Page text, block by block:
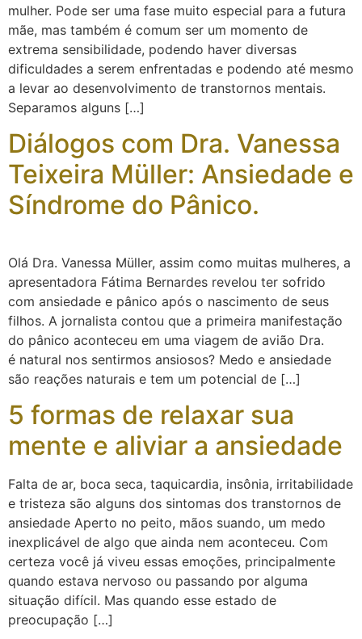
mulher. Pode ser uma fase muito especial para a futura
mãe, mas também é comum ser um momento de
extrema sensibilidade, podendo haver diversas
dificuldades a serem enfrentadas e podendo até mesmo
a levar ao desenvolvimento de transtornos mentais.
Separamos alguns […]
Diálogos com Dra. Vanessa
Teixeira Müller: Ansiedade e
Síndrome do Pânico.
Olá Dra. Vanessa Müller, assim como muitas mulheres, a
apresentadora Fátima Bernardes revelou ter sofrido
com ansiedade e pânico após o nascimento de seus
filhos. A jornalista contou que a primeira manifestação
do pânico aconteceu em uma viagem de avião Dra.
é natural nos sentirmos ansiosos? Medo e ansiedade
são reações naturais e tem um potencial de […]
5 formas de relaxar sua
mente e aliviar a ansiedade
Falta de ar, boca seca, taquicardia, insônia, irritabilidade
e tristeza são alguns dos sintomas dos transtornos de
ansiedade Aperto no peito, mãos suando, um medo
inexplicável de algo que ainda nem aconteceu. Com
certeza você já viveu essas emoções, principalmente
quando estava nervoso ou passando por alguma
situação difícil. Mas quando esse estado de
preocupação […]